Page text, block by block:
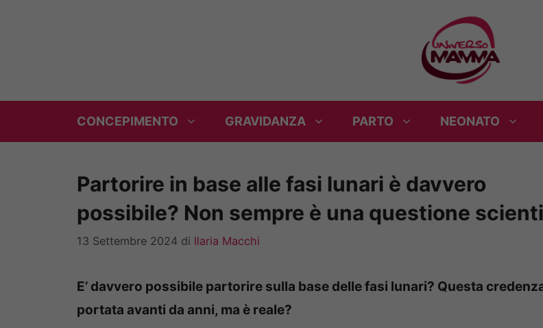
CONCEPIMENTO GRAVIDANZA PARTO NEONATO
Partorire in base alle fasi lunari è davvero
possibile? Non sempre è una questione
13 Settembre 2024 di Ilaria Macchi
E’ davvero possibile partorire sulla base delle fasi lunari? Questa
portata avanti da anni, ma è reale?